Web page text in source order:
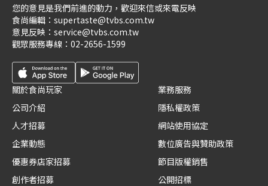
您的意見是我們前進的動力，歡迎來信或來電反映
食尚編輯： supertaste@tvbs.com.tw
意見反映： service@tvbs.com.tw
觀眾服務專線： 02-2656-1599
關於食尚玩家
公司介紹
人才招募
企業動態
優惠券店家招募
創作者招募
業務服務
隱私權政策
網站使用協定
數位廣告與贊助政策
節目版權銷售
公開招標